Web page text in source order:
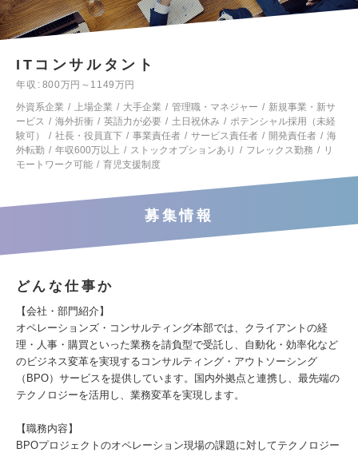
ITコンサルタント
年収
800万円～1149万円
外資系企業
上場企業 大手企業 管理職・マネジャー
新規事業・新サ
ービス
海外折衝 英語力が必要 土日祝休み
ポテンシャル採用（未経
験可）
社長・役員直下 事業責任者 サービス責任者 開発責任者
海
外転勤
年収600万以上 ストックオプションあり フレックス勤務
リ
モートワーク可能
育児支援制度
募集情報
どんな仕事か
【会社・部門紹介】
オペレーションズ・コンサルティング本部では、クライアントの経
理・人事・購買といった業務を請負型で受託し、自動化・効率化など
のビジネス変革を実現するコンサルティング・アウトソーシング
（BPO）サービスを提供しています。国内外拠点と連携し、最先端の
テクノロジーを活用し、業務変革を実現します。
【職務内容】
BPOプロジェクトのオペレーション現場の課題に対してテクノロジー